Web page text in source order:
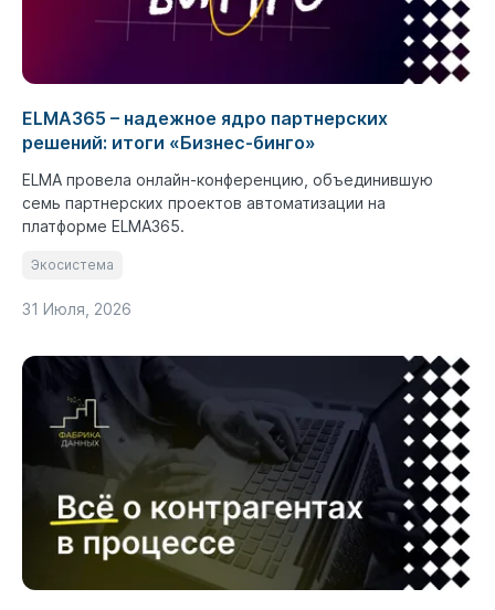
ELMA365 – надежное ядро партнерских
решений: итоги «Бизнес-бинго»
ELMA провела онлайн-конференцию, объединившую
семь партнерских проектов автоматизации на
платформе ELMA365.
Экосистема
31 Июля, 2026